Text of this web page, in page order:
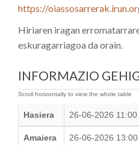
https://
Hiriaren iragan
eskuragarriagoa da orain.
INFORMAZIO
Hasiera 26-06-2026 11:00
Amaiera 26-06-2026 13:00